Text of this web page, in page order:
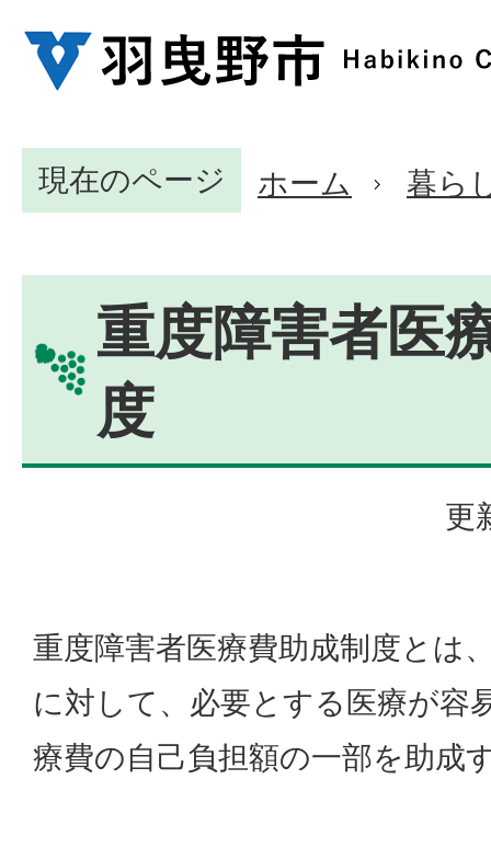
現在のページ ホーム 暮ら
重度障害者医
度
更
重度障害者医療費助成制度とは
に対して、必要とする医療が容
療費の自己負担額の一部を助成